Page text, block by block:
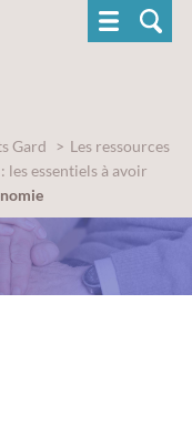
départemental
Gard
Les ressources
les essentiels à avoir